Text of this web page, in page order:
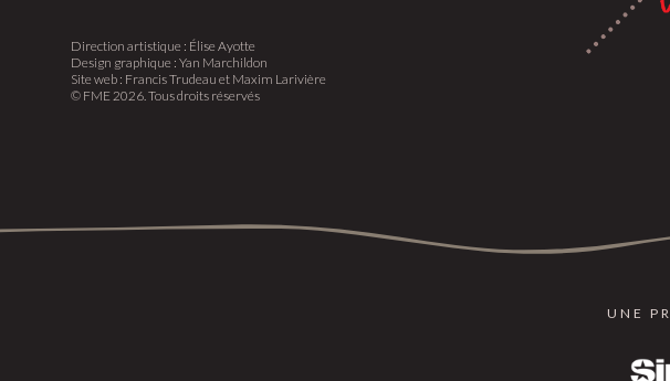
Direction artistique : Élise Ayotte
Design graphique : Yan Marchildon
Site web : Francis Trudeau et Maxim Larivière
© FME 2026. Tous droits réservés
UNE